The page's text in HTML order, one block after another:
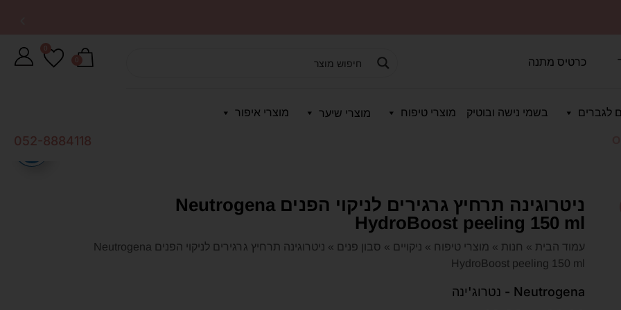
כרטיס מתנה
לגברים בשמי נישה ובוטיק מוצרי טיפוח מוצרי שיער מוצרי איפור
0
0
052-8884118
ניטרוגינה תרחיץ גרגירים לניקוי הפנים Neutrogena
HydroBoost peeling 150 ml
עמוד הבית » חנות » מוצרי טיפוח » ניקויים » סבון פנים »
ניטרוגינה תרחיץ גרגירים לניקוי הפנים Neutrogena
HydroBoost peeling 150 ml
Neutrogena - נטרוג'ינה